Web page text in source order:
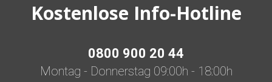
Kostenlose Info-Hotline
0800 900 20 44
Montag - Donnerstag 09:00h - 18:00h